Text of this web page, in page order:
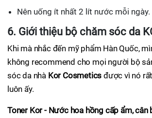
Nên uống ít nhất 2 lít nước mỗi ngày.
6. Giới thiệu bộ chăm sóc da
Khi mà nhắc đến mỹ phẩm Hàn Quốc,
không recommend cho mọi người bộ
sóc da nhà Kor Cosmetics được vì nó
luôn ấy.
Toner Kor - Nước hoa hồng cấp ẩm, cân